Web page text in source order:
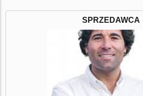
SPRZEDAWCA